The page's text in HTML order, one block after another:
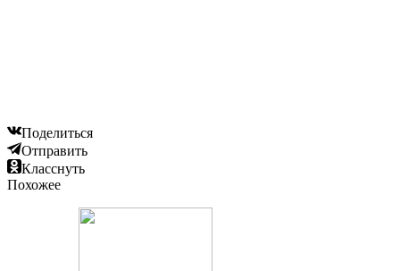
Поделиться
Отправить
Класснуть
Похожее